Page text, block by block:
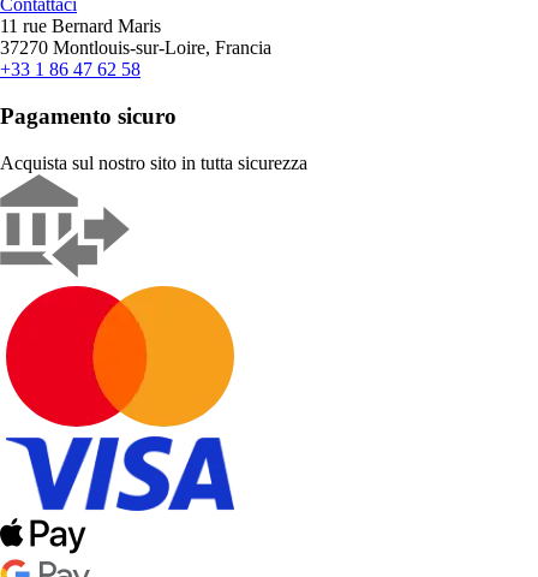
Contattaci
11 rue Bernard Maris
37270 Montlouis-sur-Loire, Francia
+33 1 86 47 62 58
Pagamento sicuro
Acquista sul nostro sito in tutta sicurezza